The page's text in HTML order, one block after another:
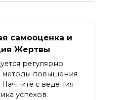
самооценка и
Жертвы
регулярно
методы повышения
с ведения
успехов.